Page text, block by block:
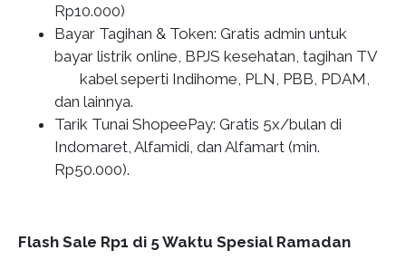
Rp10.000)
Bayar Tagihan & Token: Gratis admin untuk
bayar listrik online, BPJS kesehatan, tagihan TV
kabel seperti Indihome, PLN, PBB, PDAM,
dan lainnya.
Tarik Tunai ShopeePay: Gratis 5x/bulan di
Indomaret, Alfamidi, dan Alfamart (min.
Rp50.000).
Flash Sale Rp1 di 5 Waktu Spesial Ramadan